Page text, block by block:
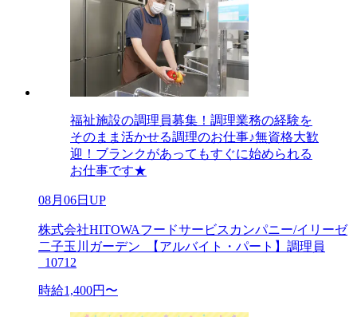
福祉施設の調理員募集！調理業務の経験を
そのまま活かせる調理のお仕事♪無資格大歓
迎！ブランクがあってもすぐに始められる
お仕事です★
08月06日UP
株式会社HITOWAフードサービスカンパニー/イリーゼ
二子玉川ガーデン_【アルバイト・パート】調理員
_10712
時給1,400円〜